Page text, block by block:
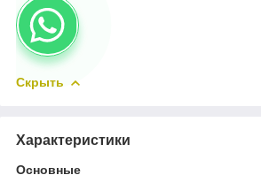
Скрыть
Характеристики
Основные